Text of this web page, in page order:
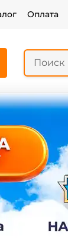
Оплата